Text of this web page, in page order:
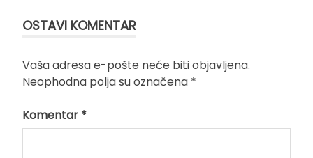
OSTAVI KOMENTAR
Vaša adresa e-pošte neće biti objavljena.
Neophodna polja su označena *
Komentar *